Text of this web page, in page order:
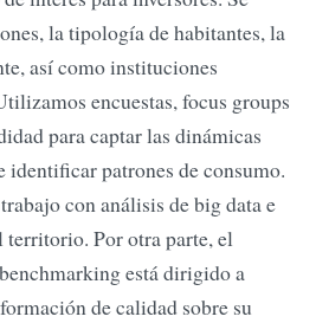
la tipología de habitantes, la
así como instituciones
encuestas, focus groups
para captar las dinámicas
identificar patrones de consumo.
con análisis de big data e
territorio. Por otra parte, el
está dirigido a
de calidad sobre su